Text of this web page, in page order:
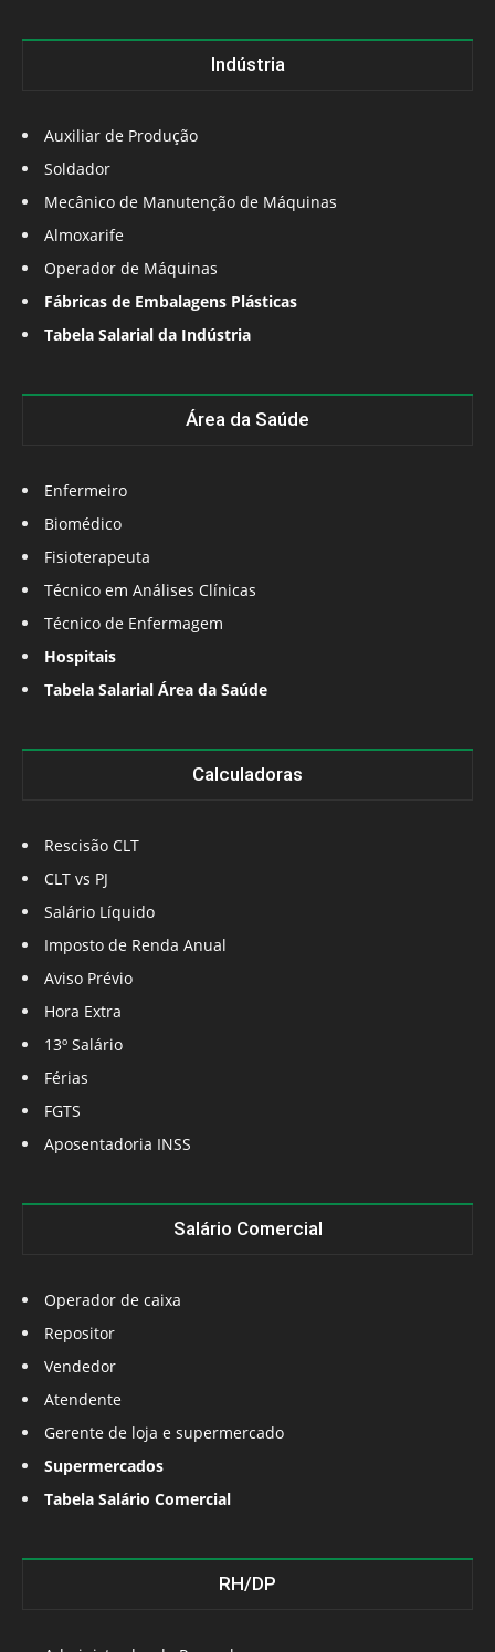
Indústria
Auxiliar de Produção
Soldador
Mecânico de Manutenção de Máquinas
Almoxarife
Operador de Máquinas
Fábricas de Embalagens Plásticas
Tabela Salarial da Indústria
Área da Saúde
Enfermeiro
Biomédico
Fisioterapeuta
Técnico em Análises Clínicas
Técnico de Enfermagem
Hospitais
Tabela Salarial Área da Saúde
Calculadoras
Rescisão CLT
CLT vs PJ
Salário Líquido
Imposto de Renda Anual
Aviso Prévio
Hora Extra
13º Salário
Férias
FGTS
Aposentadoria INSS
Salário Comercial
Operador de caixa
Repositor
Vendedor
Atendente
Gerente de loja e supermercado
Supermercados
Tabela Salário Comercial
RH/DP